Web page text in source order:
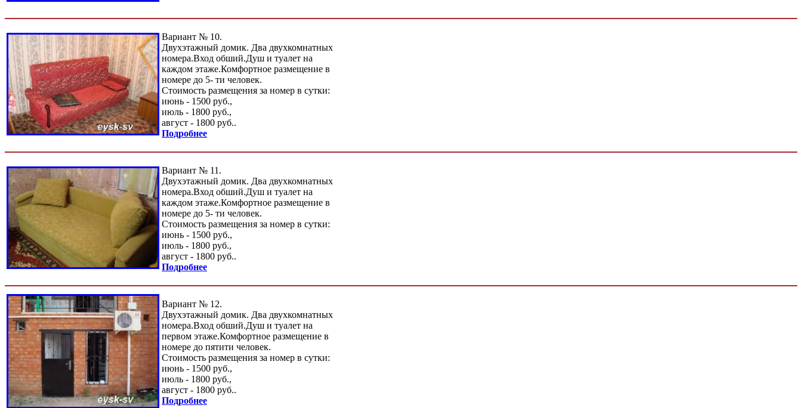
Вариант № 10.
Двухэтажный домик. Два двухкомнатных
номера.Вход обший.Душ и туалет на
каждом этаже.Комфортное размещение в
номере до 5- ти человек.
Стоимость размещения за номер в сутки:
июнь - 1500 руб.,
июль - 1800 руб.,
август - 1800 руб..
Подробнее
Вариант № 11.
Двухэтажный домик. Два двухкомнатных
номера.Вход обший.Душ и туалет на
каждом этаже.Комфортное размещение в
номере до 5- ти человек.
Стоимость размещения за номер в сутки:
июнь - 1500 руб.,
июль - 1800 руб.,
август - 1800 руб..
Подробнее
Вариант № 12.
Двухэтажный домик. Два двухкомнатных
номера.Вход обший.Душ и туалет на
первом этаже.Комфортное размещение в
номере до пятити человек.
Стоимость размещения за номер в сутки:
июнь - 1500 руб.,
июль - 1800 руб.,
август - 1800 руб..
Подробнее